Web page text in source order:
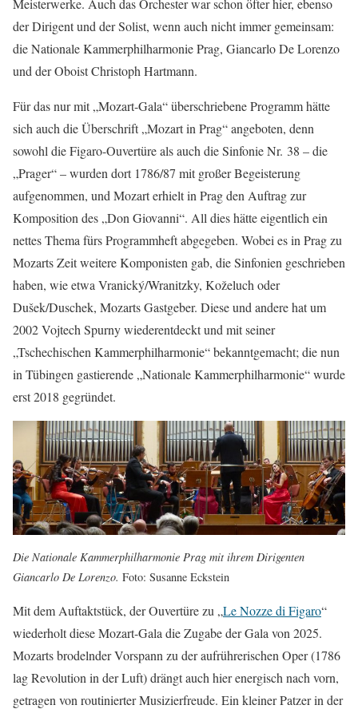
Meisterwerke. Auch das Orchester war schon öfter hier, ebenso
der Dirigent und der Solist, wenn auch nicht immer gemeinsam:
die Nationale Kammerphilharmonie Prag, Giancarlo De Lorenzo
und der Oboist Christoph Hartmann.
Für das nur mit „Mozart-Gala“ überschriebene Programm hätte
sich auch die Überschrift „Mozart in Prag“ angeboten, denn
sowohl die Figaro-Ouvertüre als auch die Sinfonie Nr. 38 – die
„Prager“ – wurden dort 1786/87 mit großer Begeisterung
aufgenommen, und Mozart erhielt in Prag den Auftrag zur
Komposition des „Don Giovanni“. All dies hätte eigentlich ein
nettes Thema fürs Programmheft abgegeben. Wobei es in Prag zu
Mozarts Zeit weitere Komponisten gab, die Sinfonien geschrieben
haben, wie etwa Vranický/Wranitzky, Koželuch oder
Dušek/Duschek, Mozarts Gastgeber. Diese und andere hat um
2002 Vojtech Spurny wiederentdeckt und mit seiner
„Tschechischen Kammerphilharmonie“ bekanntgemacht; die nun
in Tübingen gastierende „Nationale Kammerphilharmonie“ wurde
erst 2018 gegründet.
Die Nationale Kammerphilharmonie Prag mit ihrem Dirigenten
Giancarlo De Lorenzo. Foto: Susanne Eckstein
Mit dem Auftaktstück, der Ouvertüre zu „Le Nozze di Figaro“
wiederholt diese Mozart-Gala die Zugabe der Gala von 2025.
Mozarts brodelnder Vorspann zu der aufrührerischen Oper (1786
lag Revolution in der Luft) drängt auch hier energisch nach vorn,
getragen von routinierter Musizierfreude. Ein kleiner Patzer in der